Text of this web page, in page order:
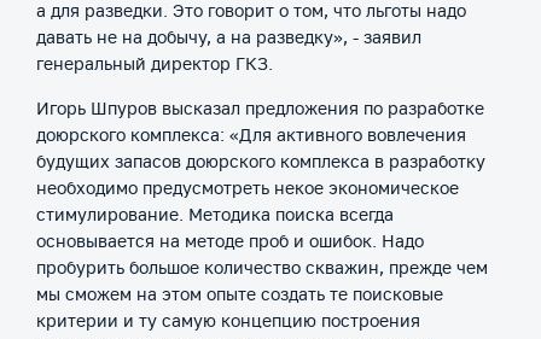
а для разведки. Это говорит о том, что льготы надо
давать не на добычу, а на разведку», - заявил
генеральный директор ГКЗ.
Игорь Шпуров высказал предложения по разработке
доюрского комплекса: «Для активного вовлечения
будущих запасов доюрского комплекса в разработку
необходимо предусмотреть некое экономическое
стимулирование. Методика поиска всегда
основывается на методе проб и ошибок. Надо
пробурить большое количество скважин, прежде чем
мы сможем на этом опыте создать те поисковые
критерии и ту самую концепцию построения